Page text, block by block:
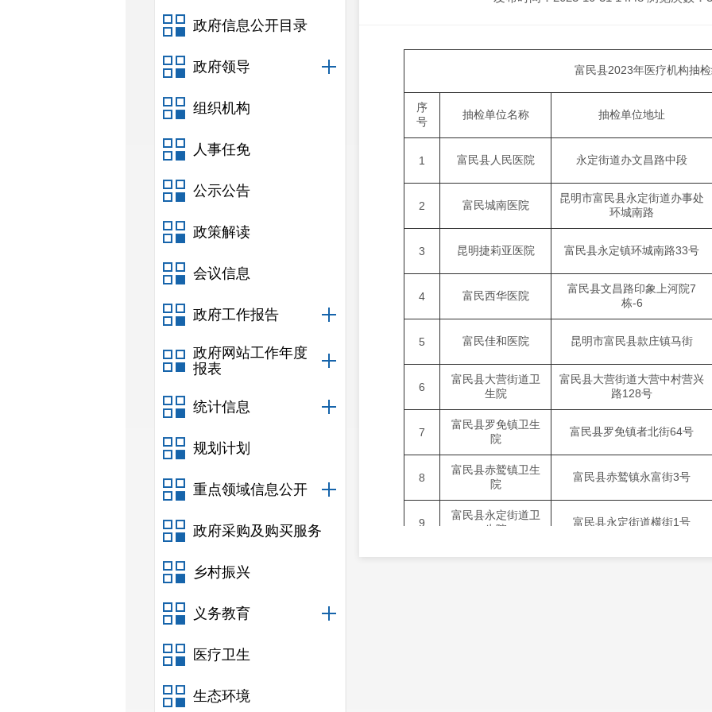
政府信息公开目录
政府领导
组织机构
人事任免
公示公告
政策解读
会议信息
政府工作报告
政府网站工作年度
报表
统计信息
规划计划
重点领域信息公开
政府采购及购买服务
乡村振兴
义务教育
医疗卫生
生态环境
富民县2023年医疗机构抽
序
号
抽检单位名称 抽检单位地址
1 富民县人民医院 永定街道办文昌路中段
2 富民城南医院
昆明市富民县永定街道办事处
环城南路
3 昆明捷莉亚医院 富民县永定镇环城南路33号
4 富民西华医院
富民县文昌路印象上河院7
栋-6
5 富民佳和医院 昆明市富民县款庄镇马街
6
富民县大营街道卫
生院
富民县大营街道大营中村营兴
路128号
7
富民县罗免镇卫生
院
富民县罗免镇者北街64号
8
富民县赤鹫镇卫生
院
富民县赤鹫镇永富街3号
9
富民县永定街道卫
生院
富民县永定街道横街1号
富民县散旦镇卫生